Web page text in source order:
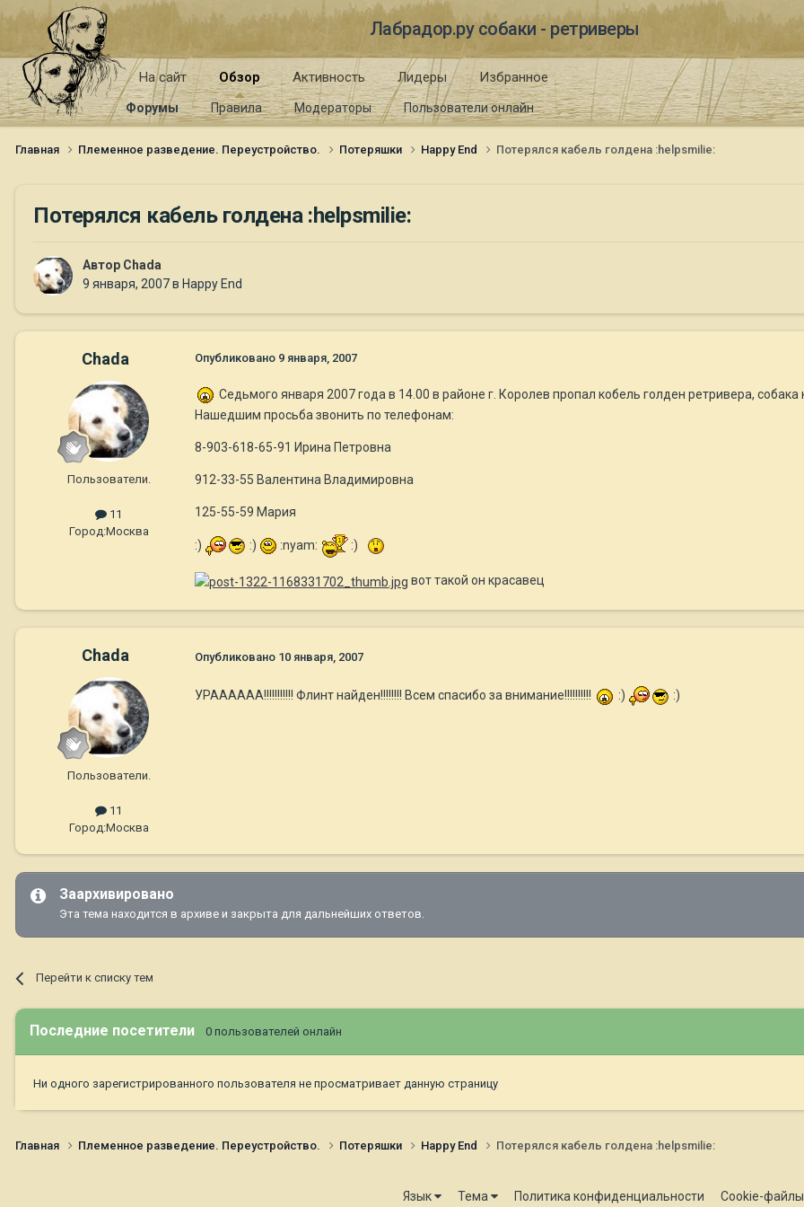
Лабрадор.ру собаки - ретриверы
На сайт Обзор
Форумы Правила Модераторы Пользователи онлайн
Активность Лидеры Избранное
Главная Племенное разведение. Переустройство. Потеряшки Happy End Потерялся кабель голдена :helpsmilie:
Потерялся кабель голдена :helpsmilie:
Автор Chada
9 января, 2007в Happy End
Chada
Пользователи.
11
Город:Москва
Опубликовано 9 января, 2007
Седьмого января 2007 года в 14.00 в районе г. Королев пропал кобель голден ретривера,
Нашедшим просьба звонить по телефонам:
8-903-618-65-91 Ирина Петровна
912-33-55 Валентина Владимировна
125-55-59 Мария
:) :) :nyam: :)
вот такой он красавец
Chada
Пользователи.
11
Город:Москва
Опубликовано 10 января, 2007
УРАААААА!!!!!!!!!!! Флинт найден!!!!!!!! Всем спасибо за внимание!!!!!!!!!! :) :)
Заархивировано
Эта тема находится в архиве и закрыта для дальнейших ответов.
Перейти к списку тем
Последние посетители 0 пользователей онлайн
Ни одного зарегистрированного пользователя не просматривает данную страницу
Главная Племенное разведение. Переустройство. Потеряшки Happy End Потерялся кабель голдена :helpsmilie:
Язык Тема Политика конфиденциальности Cookie-файлы